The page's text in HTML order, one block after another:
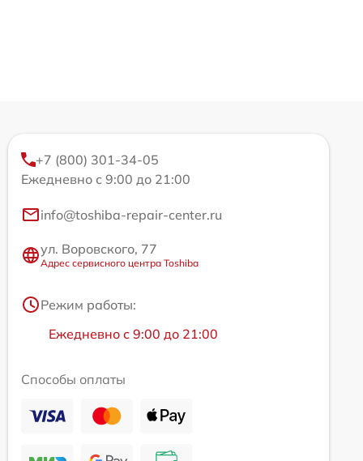
+7 (800) 301-34-05
Ежедневно с 9:00 до 21:00
info@toshiba-repair-center.ru
ул. Воровского, 77
Адрес сервисного центра Toshiba
Режим работы:
Ежедневно с 9:00 до 21:00
Способы оплаты